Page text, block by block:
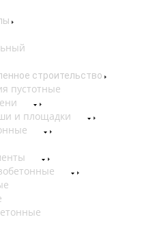
строительство
пустотные
и площадки